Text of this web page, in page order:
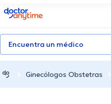
doctoranytime
Encuentra un médico
Ginecólogos Obstetras